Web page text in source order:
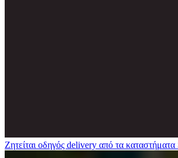
Ζητείται οδηγός delivery από τα